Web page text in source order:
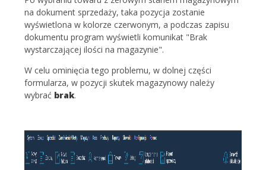
na dokument sprzedaży, taka pozycja zostanie
wyświetlona w kolorze czerwonym, a podczas zapisu
dokumentu program wyświetli komunikat "Brak
wystarczającej ilości na magazynie".
W celu ominięcia tego problemu, w dolnej części
formularza, w pozycji skutek magazynowy należy
wybrać brak.